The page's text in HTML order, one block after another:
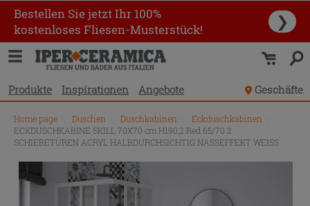
Bestellen Sie jetzt Ihr 100%
kostenloses Fliesen-Musterstück!
❯
Produkte Inspirationen Angebote Geschäfte
Home page Duschen Duschkabinen Eckduschkabinen
ECKDUSCHKABINE SKILL 70X70 cm H190,2 Red 65/70 2
SCHIEBETÜREN ACRYL HALBDURCHSICHTIG NASSEFFEKT WEISS